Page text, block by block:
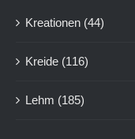
Kreationen (44)
Kreide (116)
Lehm (185)